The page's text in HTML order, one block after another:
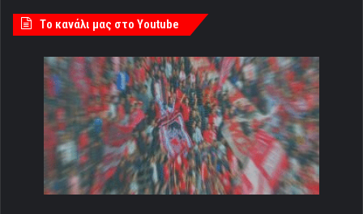
Tο κανάλι μας στο Youtube